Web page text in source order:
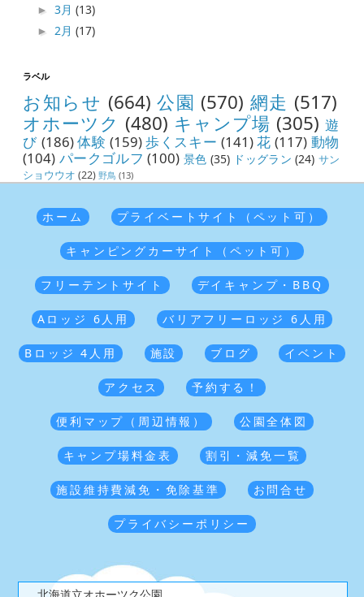
►3月(13)
►2月(17)
ラベル
お知らせ (664) 公園 (570) 網走 (517)
オホーツク (480) キャンプ場 (305) 遊
び (186)体験 (159)歩くスキー (141)花 (117) 動物
(104) パークゴルフ (100) 景色 (35) ドッグラン (24) サン
ショウウオ (22) 野鳥 (13)
ホーム プライベートサイト（ペット可）
キャンピングカーサイト（ペット可）
フリーテントサイト デイキャンプ・BBQ
Aロッジ 6人用 バリアフリーロッジ 6人用
Bロッジ 4人用 施設 ブログ イベント
アクセス 予約する！
便利マップ（周辺情報） 公園全体図
キャンプ場料金表 割引・減免一覧
施設維持費減免・免除基準 お問合せ
プライバシーポリシー